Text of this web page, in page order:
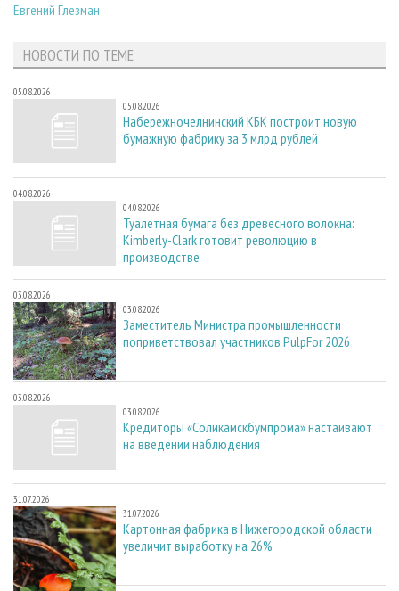
Евгений Глезман
НОВОСТИ ПО ТЕМЕ
05.08.2026
05.08.2026
Набережночелнинский КБК построит новую
бумажную фабрику за 3 млрд рублей
04.08.2026
04.08.2026
Туалетная бумага без древесного волокна:
Kimberly-Clark готовит революцию в
производстве
03.08.2026
03.08.2026
Заместитель Министра промышленности
поприветствовал участников PulpFor 2026
03.08.2026
03.08.2026
Кредиторы «Соликамскбумпрома» настаивают
на введении наблюдения
31.07.2026
31.07.2026
Картонная фабрика в Нижегородской области
увеличит выработку на 26%